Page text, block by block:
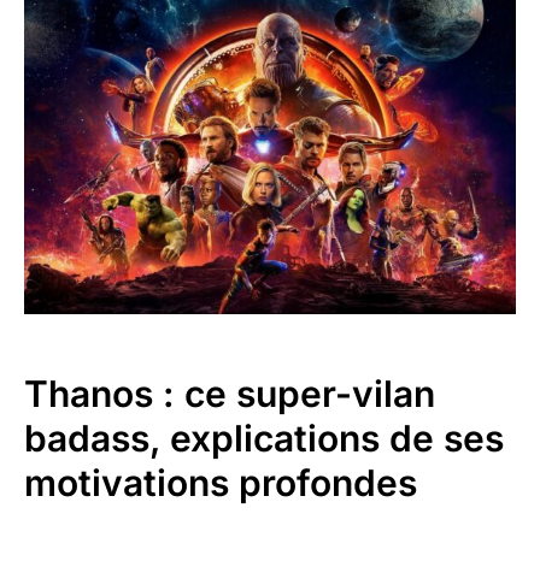
Thanos : ce super-vilan
badass, explications de ses
motivations profondes